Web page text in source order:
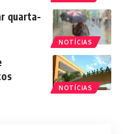
NOTÍCIAS
quarta-
NOTÍCIAS